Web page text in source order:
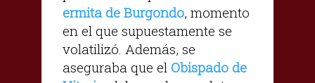
ermita de Burgondo, momento
en el que supuestamente se
volatilizó. Además, se
aseguraba que el Obispado de